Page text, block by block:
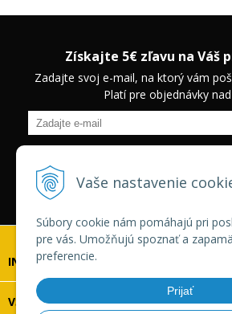
Vaše nastavenie
Súbory cookie nám pomáhajú pri
pre vás. Umožňujú spoznať a
preferencie.
Prijať
Získajte 5€ zľavu na Váš
Zadajte svoj e-mail, na ktorý vám
Platí pre objednávky
zľavách na vybrané produkty.
Neplatí pre
zákazníkov.
INFOLINKA
VŠETKO O NÁKUPE